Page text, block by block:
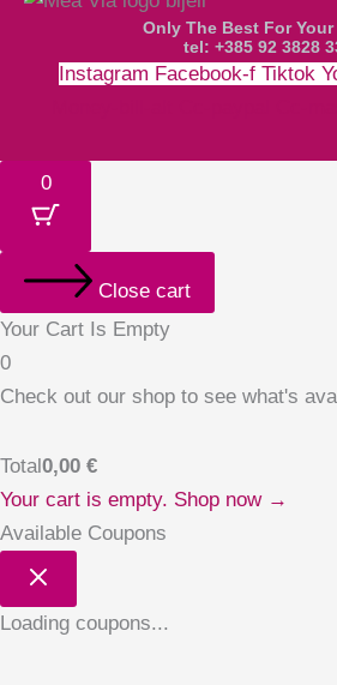
Only The Best For
tel: +385 92 3828
Instagram Facebook-f Tiktok
0
Close cart
Your Cart Is Empty
0
Check out our shop to see what's
Total0,00 €
Your cart is empty. Shop now →
Available Coupons
Loading coupons...